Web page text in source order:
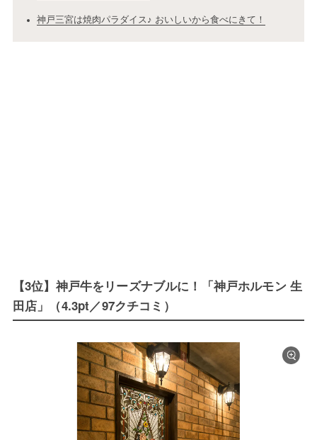
神戸三宮は焼肉パラダイス♪ おいしいから食べにきて！
【3位】神戸牛をリーズナブルに！「神戸ホルモン 生
田店」（4.3pt／97クチコミ）